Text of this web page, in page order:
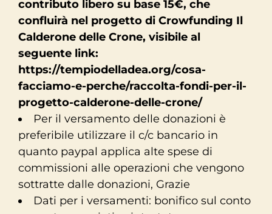
contributo libero su base 15€, che
confluirà nel progetto di Crowfunding Il
Calderone delle Crone, visibile al
seguente link:
https://tempiodelladea.org/cosa-
facciamo-e-perche/raccolta-fondi-per-il-
progetto-calderone-delle-crone/
Per il versamento delle donazioni è
preferibile utilizzare il c/c bancario in
quanto paypal applica alte spese di
commissioni alle operazioni che vengono
sottratte dalle donazioni, Grazie
Dati per i versamenti: bonifico sul conto